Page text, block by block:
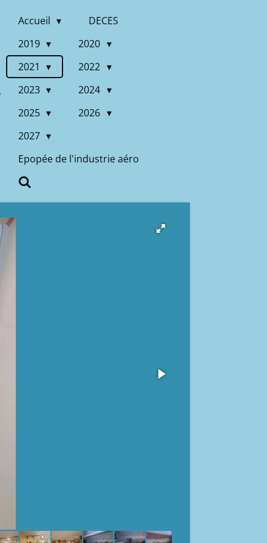
Accueil
DECES
2019
2020
2021
2022
2023
2024
2025
2026
2027
Epopée de l'industrie aéro